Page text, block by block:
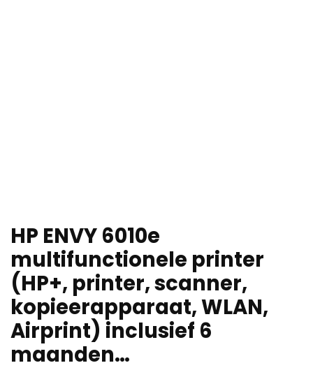
HP ENVY 6010e
multifunctionele printer
(HP+, printer, scanner,
kopieerapparaat, WLAN,
Airprint) inclusief 6
maanden…